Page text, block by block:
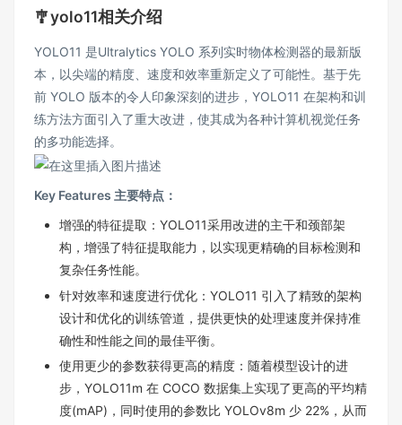
🎐yolo11相关介绍
YOLO11 是Ultralytics YOLO 系列实时物体检测器的最新版
本，以尖端的精度、速度和效率重新定义了可能性。基于先
前 YOLO 版本的令人印象深刻的进步，YOLO11 在架构和训
练方法方面引入了重大改进，使其成为各种计算机视觉任务
的多功能选择。
Key Features 主要特点：
增强的特征提取：YOLO11采用改进的主干和颈部架
构，增强了特征提取能力，以实现更精确的目标检测和
复杂任务性能。
针对效率和速度进行优化：YOLO11 引入了精致的架构
设计和优化的训练管道，提供更快的处理速度并保持准
确性和性能之间的最佳平衡。
使用更少的参数获得更高的精度：随着模型设计的进
步，YOLO11m 在 COCO 数据集上实现了更高的平均精
度(mAP)，同时使用的参数比 YOLOv8m 少 22%，从而